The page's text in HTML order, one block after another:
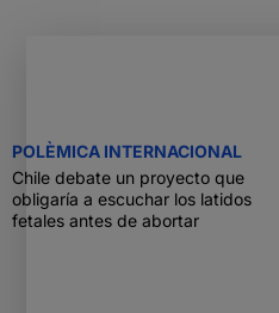
POLÈMICA INTERNACIONAL
Chile debate un proyecto que
obligaría a escuchar los latidos
fetales antes de abortar